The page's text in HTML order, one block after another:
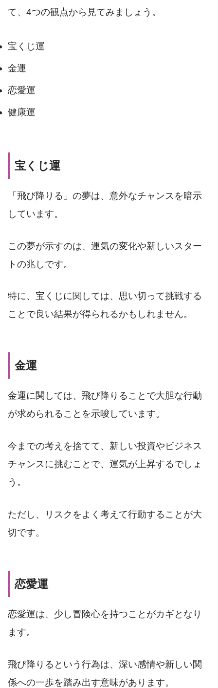
て、4つの観点から見てみましょう。
宝くじ運
金運
恋愛運
健康運
宝くじ運
「飛び降りる」の夢は、意外なチャンスを暗示
しています。
この夢が示すのは、運気の変化や新しいスター
トの兆しです。
特に、宝くじに関しては、思い切って挑戦する
ことで良い結果が得られるかもしれません。
金運
金運に関しては、飛び降りることで大胆な行動
が求められることを示唆しています。
今までの考えを捨てて、新しい投資やビジネス
チャンスに挑むことで、運気が上昇するでしょ
う。
ただし、リスクをよく考えて行動することが大
切です。
恋愛運
恋愛運は、少し冒険心を持つことがカギとなり
ます。
飛び降りるという行為は、深い感情や新しい関
係への一歩を踏み出す意味があります。